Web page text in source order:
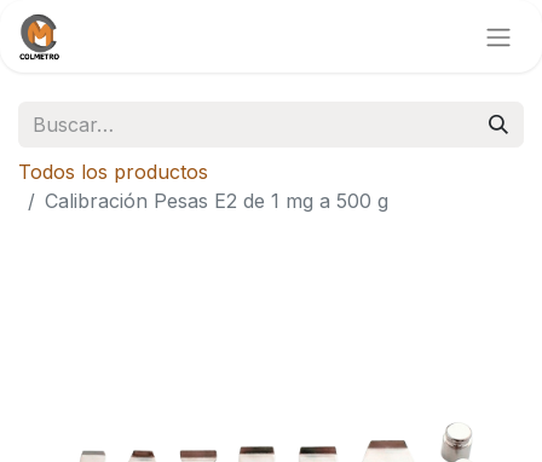
Todos los productos
Calibración Pesas E2 de 1 mg a 500 g